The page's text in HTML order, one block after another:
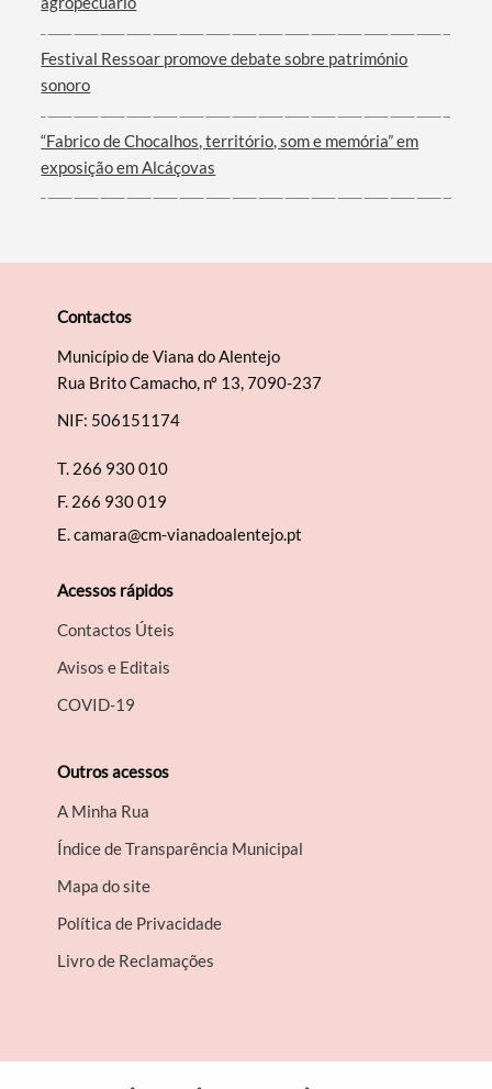
Festival Ressoar promove debate sobre património
sonoro
“Fabrico de Chocalhos, território, som e memória” em
exposição em Alcáçovas
Contactos
Município de Viana do Alentejo
Rua Brito Camacho, nº 13, 7090-237
NIF: 506151174
T. 266 930 010
F. 266 930 019
E.camara@cm-vianadoalentejo.pt
Acessos rápidos
Contactos Úteis
Avisos e Editais
COVID-19
Outros acessos
A Minha Rua
Índice de Transparência Municipal
Mapa do site
Política de Privacidade
Livro de Reclamações